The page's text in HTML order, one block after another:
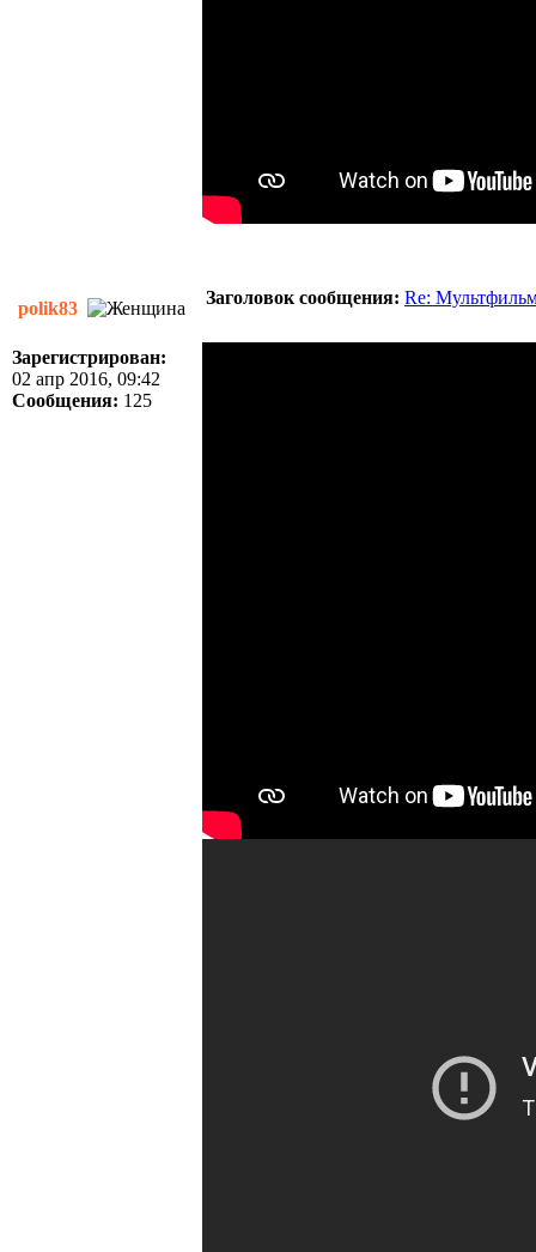
polik83
Заголовок сообщения: Re:
Зарегистрирован:
02 апр 2016, 09:42
Сообщения: 125